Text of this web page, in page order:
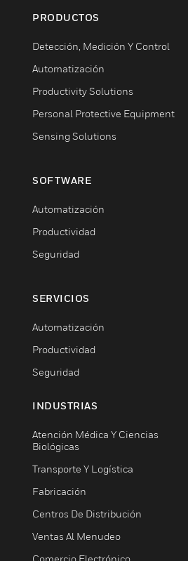
PRODUCTOS
Detección, Medición Y Control
Automatización
Productivity Solutions
Personal Protective Equipment
Sensing Solutions
SOFTWARE
Automatización
Productividad
Seguridad
SERVICIOS
Automatización
Productividad
Seguridad
INDUSTRIAS
Atención Médica Y Ciencias
Biológicas
Transporte Y Logística
Fabricación
Centros De Distribución
Ventas Al Menudeo
Comercio Electrónico